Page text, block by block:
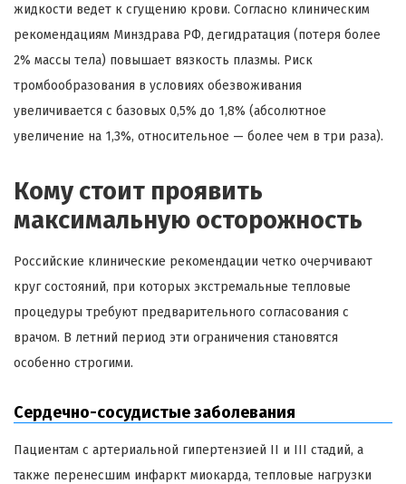
жидкости ведет к сгущению крови. Согласно клиническим
рекомендациям Минздрава РФ, дегидратация (потеря более
2% массы тела) повышает вязкость плазмы. Риск
тромбообразования в условиях обезвоживания
увеличивается с базовых 0,5% до 1,8% (абсолютное
увеличение на 1,3%, относительное — более чем в три раза).
Кому стоит проявить
максимальную осторожность
Российские клинические рекомендации четко очерчивают
круг состояний, при которых экстремальные тепловые
процедуры требуют предварительного согласования с
врачом. В летний период эти ограничения становятся
особенно строгими.
Сердечно-сосудистые заболевания
Пациентам с артериальной гипертензией II и III стадий, а
также перенесшим инфаркт миокарда, тепловые нагрузки